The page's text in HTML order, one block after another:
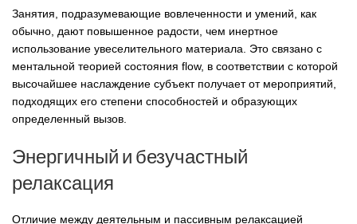
Занятия, подразумевающие вовлеченности и умений, как
обычно, дают повышенное радости, чем инертное
использование увеселительного материала. Это связано с
ментальной теорией состояния flow, в соответствии с которой
высочайшее наслаждение субъект получает от мероприятий,
подходящих его степени способностей и образующих
определенный вызов.
Энергичный и безучастный
релаксация
Отличие между деятельным и пассивным релаксацией